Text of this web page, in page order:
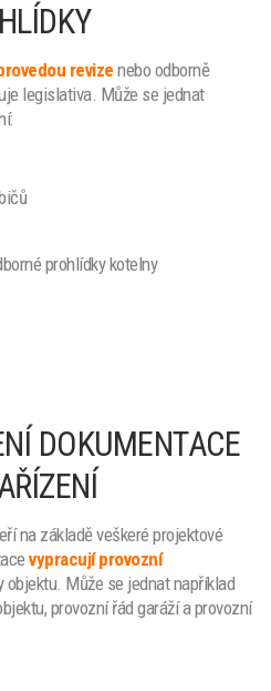
revize nebo odborně
legislativa. Může se jednat
prohlídky kotelny
DOKUMENTACE
na základě veškeré projektové
vypracují provozní
Může se jednat například
provozní řád garáží a provozní